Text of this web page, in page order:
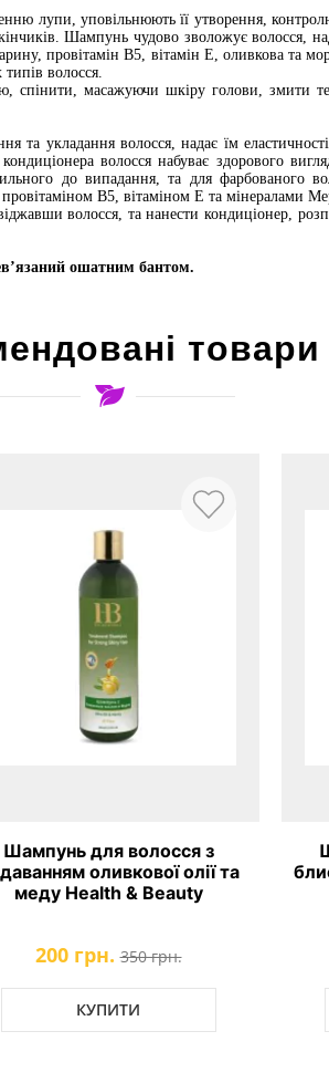
лупи, уповільнюють її утворення,
Шампунь чудово зволожує волосся,
провітамін B5, вітамін E, оливкова та
волосся.
спінити, масажуючи шкіру голови,
укладання волосся, надає їм
волосся набуває здорового
до випадання, та для фарбованого
B5, вітаміном E та мінералами
волосся, та нанести кондиціонер,
ошатним бантом.
товари
Шампунь для волосся з
оливкової олії та
меду Health & Beauty
200 грн. 350 грн.
КУПИТИ